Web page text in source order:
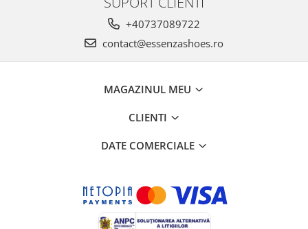
+40737089722
contact@essenzashoes.ro
MAGAZINUL MEU
CLIENTI
DATE COMERCIALE